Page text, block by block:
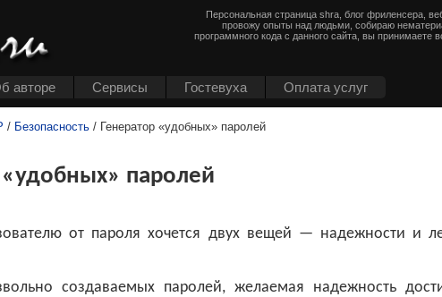
авторе Cервисы Гостевуха Оплата услуг
Персональная страница shra, блог фриленсера,
провожу опыты над людьми, собираю
программного кода с данного сайта, вы принимаете
/ Безопасность / Генератор «удобных» паролей
«удобных» паролей
от пароля хочется двух вещей — надежности и
создаваемых паролей, желаемая надежность